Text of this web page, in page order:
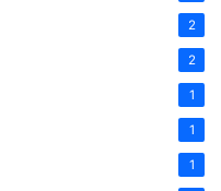
2
2
1
1
1